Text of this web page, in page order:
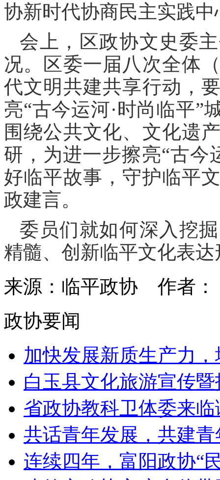
协新时代协商民主实践
会上，区政协文史委
况。区委一届八次全体
代文明共建共享行动，
亮“古今运河·时尚临平”
围绕公共文化、文化遗
研，为进一步擦亮“古今
好临平故事，守护临平
政建言。
委员们就如何深入挖
精髓、创新临平文化表
来源：临平政协 作者
政协要闻
加快发展新质生产力
白玉县文化旅游宣传
省政协教科卫体委来
共话青年发展，共建
连续四年，富阳政协“